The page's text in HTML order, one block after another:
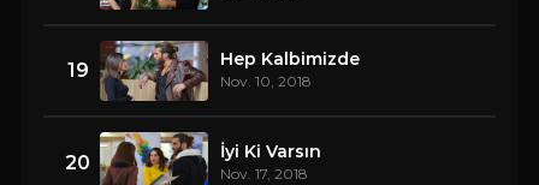
19 Hep Kalbimizde
Nov. 10, 2018
20 İyi Ki Varsın
Nov. 17, 2018